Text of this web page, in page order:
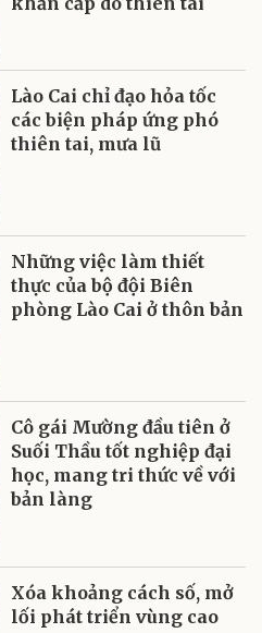
Lào Cai chỉ đạo hỏa tốc
các biện pháp ứng phó
thiên tai, mưa lũ
Những việc làm thiết
thực của bộ đội Biên
phòng Lào Cai ở thôn bản
Cô gái Mường đầu tiên ở
Suối Thầu tốt nghiệp đại
học, mang tri thức về với
bản làng
Xóa khoảng cách số, mở
lối phát triển vùng cao